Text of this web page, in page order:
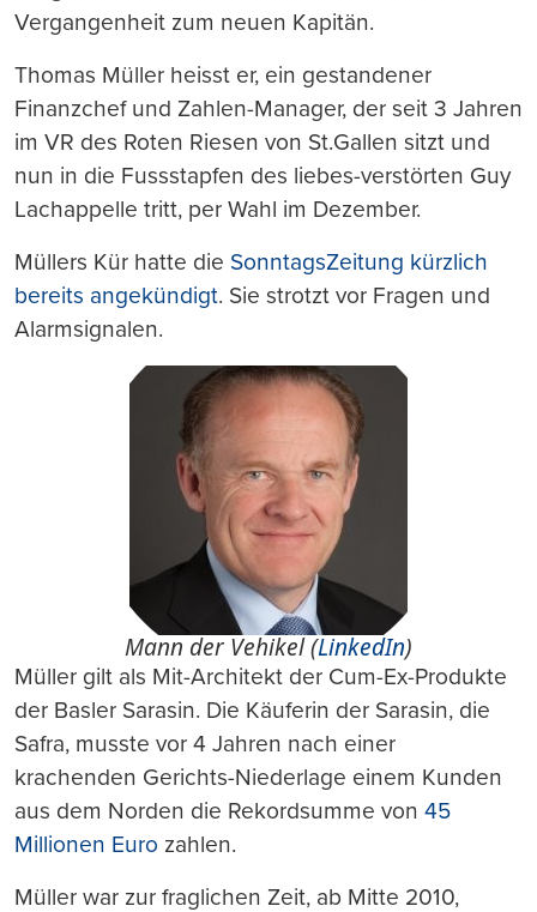
Vergangenheit zum neuen Kapitän.
Thomas Müller heisst er, ein gestandener
Finanzchef und Zahlen-Manager, der seit 3 Jahren
im VR des Roten Riesen von St.Gallen sitzt und
nun in die Fussstapfen des liebes-verstörten Guy
Lachappelle tritt, per Wahl im Dezember.
Müllers Kür hatte die SonntagsZeitung kürzlich
bereits angekündigt. Sie strotzt vor Fragen und
Alarmsignalen.
Mann der Vehikel (LinkedIn)
Müller gilt als Mit-Architekt der Cum-Ex-Produkte
der Basler Sarasin. Die Käuferin der Sarasin, die
Safra, musste vor 4 Jahren nach einer
krachenden Gerichts-Niederlage einem Kunden
aus dem Norden die Rekordsumme von 45
Millionen Euro zahlen.
Müller war zur fraglichen Zeit, ab Mitte 2010,